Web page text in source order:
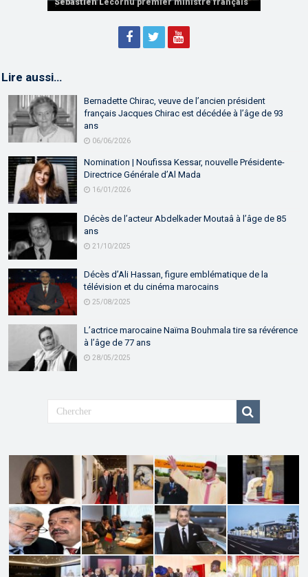
partenariat
Sébastien Lecornu premier ministre français
Discours de M. Aziz Akhannouch
Lire aussi…
Bernadette Chirac, veuve de l’ancien président
français Jacques Chirac est décédée à l’âge de 93
ans
06/06/2026
Nomination | Noufissa Kessar, nouvelle Présidente-
Directrice Générale d’Al Mada
16/01/2026
Décès de l’acteur Abdelkader Moutaâ à l’âge de 85
ans
21/10/2025
Décès d’Ali Hassan, figure emblématique de la
télévision et du cinéma marocains
25/08/2025
L’actrice marocaine Naïma Bouhmala tire sa révérence
à l’âge de 77 ans
28/05/2025